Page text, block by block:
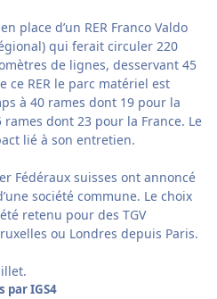
place d’un RER Franco Valdo
qui ferait circuler 220
de lignes, desservant 45
ce RER le parc maté­riel est
à 40 rames dont 19 pour la
dont 23 pour la France. Le
lié à son entre­tien.
Fédéraux suisses ont annoncé
société com­mune. Le choix
retenu pour des TGV
ou Londres depuis Paris.
par IGS4